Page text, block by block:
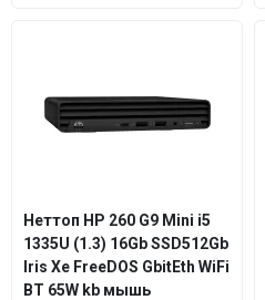
Неттоп HP 260 G9 Mini i5
1335U (1.3) 16Gb SSD512Gb
Iris Xe FreeDOS GbitEth WiFi
BT 65W kb мышь